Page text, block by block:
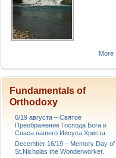
More
Fundamentals of
Orthodoxy
6/19 августа – Святое
Преображение Господа Бога и
Спаса нашего Иисуса Христа.
December 16/19 – Memory Day of
St.Nicholas the Wonderworker.